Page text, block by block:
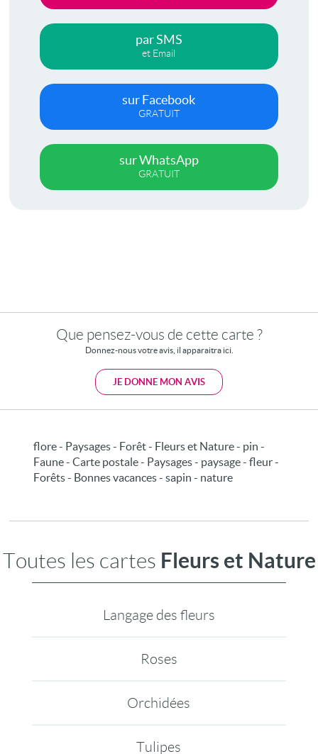
par SMS
et Email
sur Facebook
GRATUIT
sur WhatsApp
GRATUIT
Que pensez-vous de cette carte ?
Donnez-nous votre avis, il apparaitra ici.
JE DONNE MON AVIS
flore - Paysages - Forêt - Fleurs et Nature - pin -
Faune - Carte postale - Paysages - paysage - fleur -
Forêts - Bonnes vacances - sapin - nature
Toutes les cartes Fleurs et Nature
Langage des fleurs
Roses
Orchidées
Tulipes